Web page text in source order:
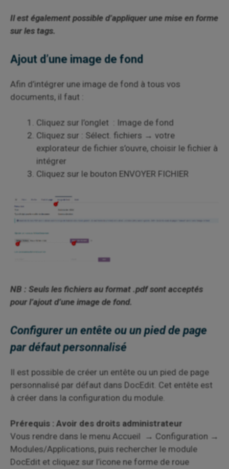
Il est également possible d’appliquer une mise en forme
sur les tags.
Ajout d’une image de fond
Afin d’intégrer une image de fond à tous vos
documents, il faut :
Cliquez sur l’onglet : Image de fond
Cliquez sur : Sélect. fichiers → votre
explorateur de fichier s’ouvre, choisir le fichier à
intégrer
Cliquez sur le bouton ENVOYER FICHIER
NB : Seuls les fichiers au format .pdf sont acceptés
pour l’ajout d’une image de fond.
Configurer un entête ou un pied de page
par défaut personnalisé
Il est possible de créer un entête ou un pied de page
personnalisé par défaut dans DocEdit. Cet entête est
à créer dans la configuration du module.
Prérequis : Avoir des droits administrateur
Vous rendre dans le menu Accueil → Configuration →
Modules/Applications, puis rechercher le module
DocEdit et cliquez sur l’icone ne forme de roue